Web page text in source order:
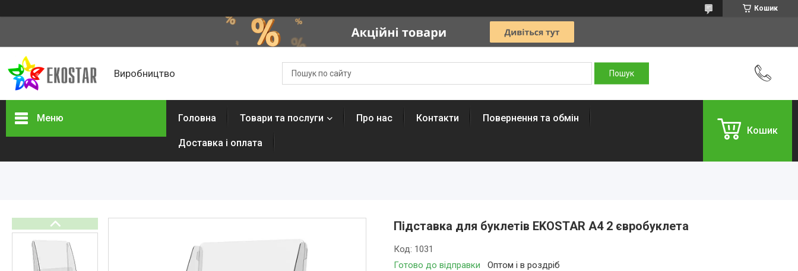
Кошик
Виробництво
Меню Головна Товари та послуги Про нас Контакти Повернення та обмін
Доставка і оплата
Кошик
Підставка для буклетів EKOSTAR А4 2 євробуклета
Готово до відправки Оптом і в роздріб
Код: 1031